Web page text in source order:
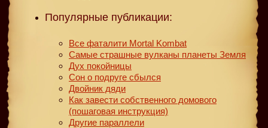
Популярные публикации:
Все фаталити Mortal Kombat
Самые страшные вулканы планеты Земля
Дух покойницы
Сон о подруге сбылся
Двойник дяди
Как завести собственного домового
(пошаговая инструкция)
Другие параллели